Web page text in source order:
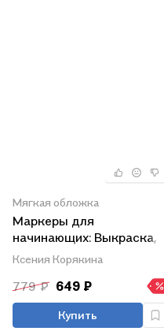
Мягкая обложка
Маркеры для
начинающих: Выкраска,
градиенты, текстуры,
страницы для
самостоятельной
работы. Авторское
пособие
Ксения Корякина
779 ₽ 649 ₽
Купить